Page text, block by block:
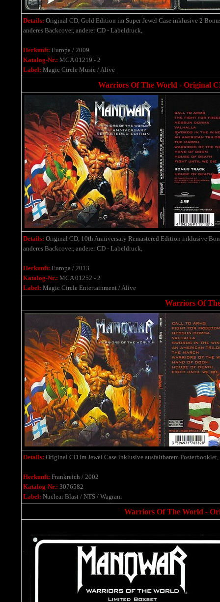
Details: Original CD, Gold Edition im Super Jewel Case inklusive 2
anderes Backcover, anderer CD - Labeldruck,
Herkunft: Europa / 2009
Katalog-Nr.: MCA 01219 - 2
Label: Magic Circle Music / Alive
Warriors Of The World - Original
Details: Original CD, 10th Anniversary Remastered Edition inklusive
anderes Backcover, anderer CD - Labeldruck,
Herkunft: Europa / 2013
Katalog-Nr.: MCA 01252 - 2
Label: Magic Circle Entertainment / Alive
Warriors Of
Details: Original CD im Jewel Case inklusive ausfaltbarem Posterbooklet,
Herkunft: Frankreich / 2002
Katalog-Nr.: 3076582
Label: Nuclear Blast / NTS / Wagram
Warriors Of The World -